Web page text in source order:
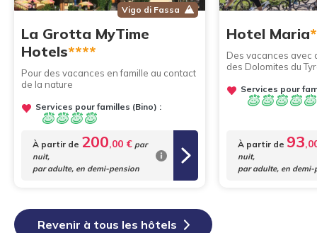
Vigo di Fassa
La Grotta MyTime
Hotels****
Pour des vacances en famille au contact
de la nature
Services pour familles (Bino) :
À partir de 200,00 € par
nuit,
par adulte, en demi-pension
Hotel Maria
Des vacances avec
des Dolomites du
Services pour
À partir de 93
nuit,
par adulte, en demi-
Revenir à tous les hôtels